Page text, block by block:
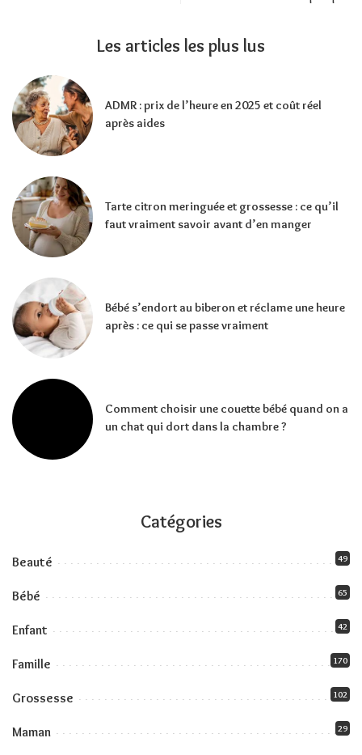
Les articles les plus lus
ADMR : prix de l’heure en 2025 et coût réel
après aides
Tarte citron meringuée et grossesse : ce qu’il
faut vraiment savoir avant d’en manger
Bébé s’endort au biberon et réclame une heure
après : ce qui se passe vraiment
Comment choisir une couette bébé quand on a
un chat qui dort dans la chambre ?
Catégories
Beauté 49
Bébé 65
Enfant 42
Famille 170
Grossesse 102
Maman 29